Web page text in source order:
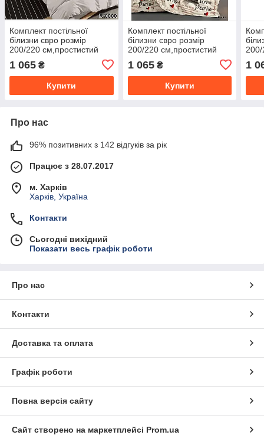
Комплект постільної
білизни євро розмір
200/220 см,простистий
70/70,тканина сатин 100%
бавовна
1 065 ₴
Купити
Комплект постільної
білизни євро розмір
200/220 см,простистий
70/70,тканина сатин 100%
бавовна
1 065₴
Купити
200/
70/
1
Про нас
96% позитивних з 142 відгуків за рік
Працює з 28.07.2017
м. Харків
Харків, Україна
Контакти
Сьогодні вихідний
Показати весь графік роботи
Про нас
Контакти
Доставка та оплата
Графік роботи
Повна версія сайту
Сайт створено на маркетплейсі Prom.ua